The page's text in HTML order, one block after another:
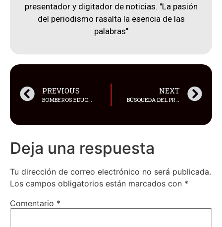
presentador y digitador de noticias. "La pasión
del periodismo rasalta la esencia de las
palabras"
PREVIOUS NEXT
Deja una respuesta
Tu dirección de correo electrónico no será publicada.
Los campos obligatorios están marcados con *
Comentario *